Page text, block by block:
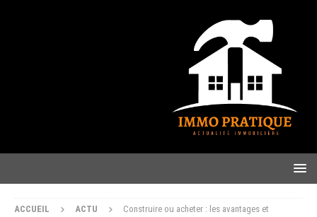
ACCUEIL ACTU
Construire ou acheter : les avantages et